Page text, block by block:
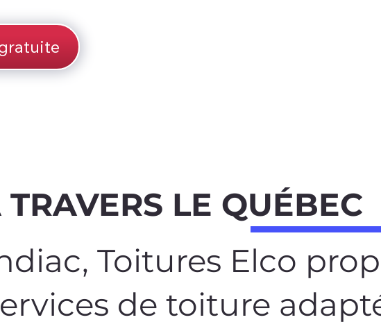
TRAVERS LE QUÉBEC
Toitures Elco
de toiture